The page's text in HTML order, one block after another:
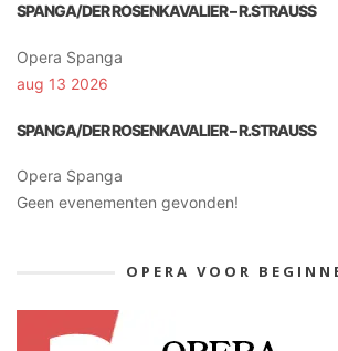
SPANGA/DER ROSENKAVALIER – R.STRAUSS
Opera Spanga
aug 13 2026
SPANGA/DER ROSENKAVALIER – R.STRAUSS
Opera Spanga
Geen evenementen gevonden!
OPERA VOOR